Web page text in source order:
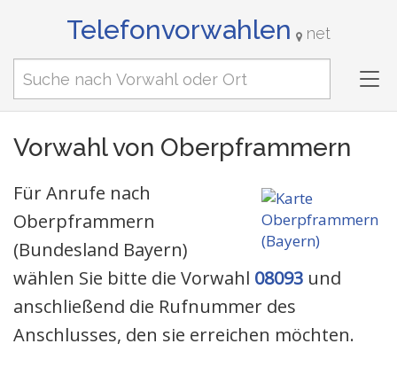
Telefonvorwahlen net
Vorwahl von Oberpframmern
Für Anrufe nach
Oberpframmern
(Bundesland Bayern)
wählen Sie bitte die Vorwahl 08093 und
anschließend die Rufnummer des
Anschlusses, den sie erreichen möchten.